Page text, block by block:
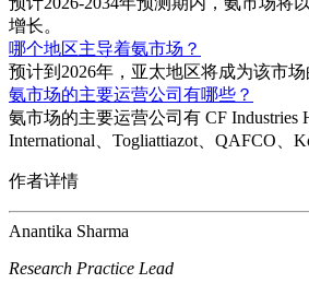
增长。
哪个地区主导着氨市场？
预计到2026年，亚太地区将成为该市场
氨市场的主要运营公司有哪些？
氨市场的主要运营公司有 CF Industries
International、Togliattiazot、QAFCO、
作者详情
Anantika Sharma
Research Practice Lead